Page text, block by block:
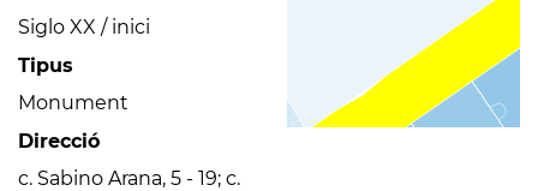
Siglo XX / inici
Tipus
Monument
Direcció
c. Sabino Arana, 5 - 19; c.